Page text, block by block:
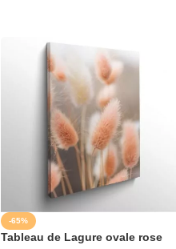
-65%
Tableau de Lagure ovale rose